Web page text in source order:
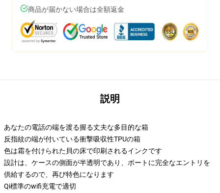
商品が届かない場合は全額返金
説明
あなたの電話の端を渡る握る丈夫な多目的な箱
反指紋の端が付いている衝撃吸収性TPUの箱
色は霜を付けられた貝の床で印刷されるインクです
設計は、ケースの側面が半透明であり、ポートに完全なエントリを
供給するので、再び特色になります
Qi標準のwifi充電で適切